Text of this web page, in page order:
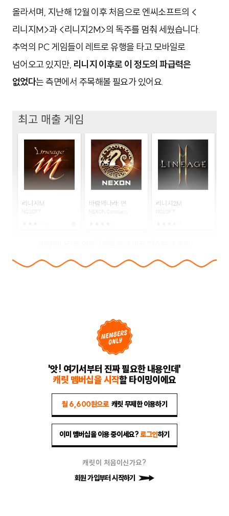
올라서며, 지난해 12월 이후 처음으로 엔씨소프트의 <
리니지M>과 <리니지2M>의 독주를 멈춰 세웠습니다.
추억의 PC 게임들이 레트로 유행을 타고 모바일로
넘어오고 있지만, 리니지 이후로 이 정도의 파급력은
없었다는 측면에서 주목해볼 필요가 있어요.
'앗! 여기서부터 진짜 필요한 내용인데'
캐릿 멤버십을 시작할 타이밍이에요
월 6,600원으로 캐릿 무제한 이용하기
이미 멤버십을 이용 중이세요?로그인하기
캐릿이 처음이신가요?
회원 가입부터 시작하기